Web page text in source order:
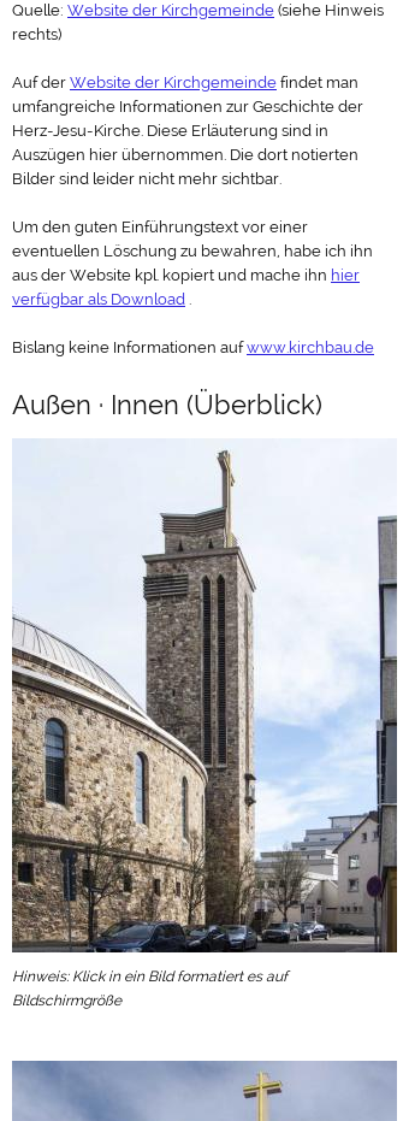
Quelle: Website der Kirchgemeinde (siehe Hinweis
rechts)
Auf der Website der Kirchgemeinde findet man
umfangreiche Informationen zur Geschichte der
Herz-Jesu-Kirche. Diese Erläuterung sind in
Auszügen hier übernommen. Die dort notierten
Bilder sind leider nicht mehr sichtbar.
Um den guten Einführungstext vor einer
eventuellen Löschung zu bewahren, habe ich ihn
aus der Website kpl. kopiert und mache ihn hier
verfügbar als Download .
Bislang keine Informationen aufwww.kirchbau.de
Außen · Innen (Überblick)
Hinweis: Klick in ein Bild formatiert es auf
Bildschirmgröße